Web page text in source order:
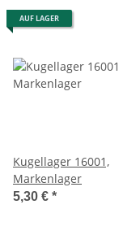
AUF LAGER
Kugellager 16001,
Markenlager
5,30 € *